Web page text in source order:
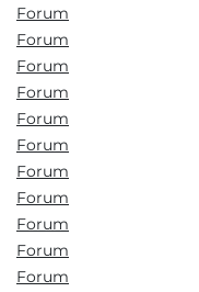
Forum
Forum
Forum
Forum
Forum
Forum
Forum
Forum
Forum
Forum
Forum